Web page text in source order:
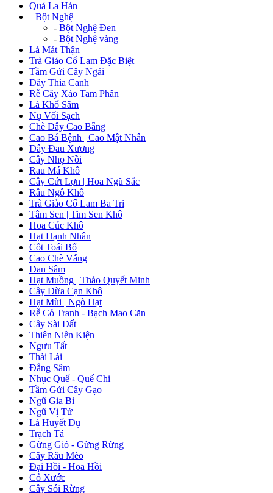
Quả La Hán
Bột Nghệ
- Bột Nghệ Đen
- Bột Nghệ vàng
Lá Mát Thận
Trà Giảo Cổ Lam Đặc Biệt
Tầm Gửi Cây Ngái
Dây Thìa Canh
Rễ Cây Xáo Tam Phân
Lá Khổ Sâm
Nụ Vối Sạch
Chè Dây Cao Bằng
Cao Bá Bệnh | Cao Mật Nhân
Dây Đau Xương
Cây Nhọ Nồi
Rau Má Khô
Cây Cứt Lợn | Hoa Ngũ Sắc
Râu Ngô Khô
Trà Giảo Cổ Lam Ba Tri
Tâm Sen | Tim Sen Khô
Hoa Cúc Khô
Hạt Hạnh Nhân
Cốt Toái Bổ
Cao Chè Vằng
Đan Sâm
Hạt Muồng | Thảo Quyết Minh
Cây Dừa Cạn Khô
Hạt Mùi | Ngò Hạt
Rễ Cỏ Tranh - Bạch Mao Căn
Cây Sài Đất
Thiên Niên Kiện
Ngưu Tất
Thài Lài
Đẳng Sâm
Nhục Quế - Quế Chi
Tầm Gửi Cây Gạo
Ngũ Gia Bì
Ngũ Vị Tử
Lá Huyết Dụ
Trạch Tả
Gừng Gió - Gừng Rừng
Cây Râu Mèo
Đại Hồi - Hoa Hồi
Cỏ Xước
Cây Sói Rừng